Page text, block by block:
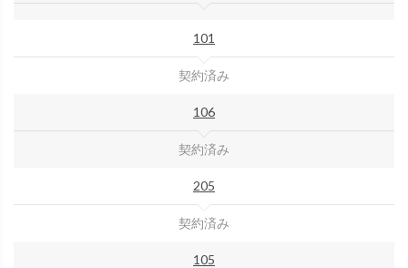
101
契約済み
106
契約済み
205
契約済み
105